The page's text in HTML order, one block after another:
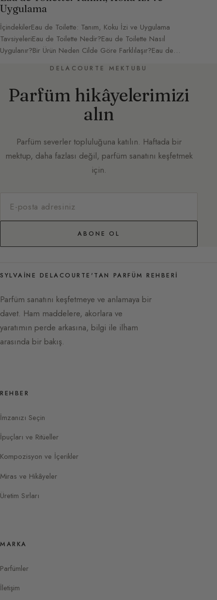
Uygulama
İçindekilerEau de Toilette: Tanım, Koku İzi ve Uygulama
TavsiyeleriEau de Toilette Nedir?Eau de Toilette Nasıl
Uygulanır?Bir Ürün Neden Cilde Göre Farklılaşır?Eau de…
DELACOURTE MEKTUBU
Parfüm hikâyelerimizi
alın
Parfüm severler topluluğuna katılın. Haftada bir
mektup, daha fazlası değil, parfüm sanatını keşfetmek
için.
ABONE OL
SYLVAINE DELACOURTE'TAN PARFÜM REHBERI
Parfüm sanatını keşfetmeye ve anlamaya bir
davet. Ham maddelere, akorlara ve
yaratımın perde arkasına, bilgi ile ilham
arasında bir bakış.
REHBER
İmzanızı Seçin
İpuçları ve Ritüeller
Kompozisyon ve İçerikler
Miras ve Hikâyeler
Üretim Sırları
MARKA
Parfümler
İletişim